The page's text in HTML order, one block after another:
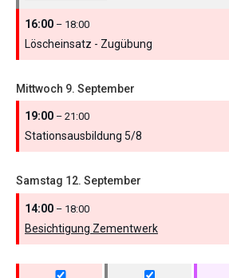
16:00 – 18:00
Löscheinsatz - Zugübung
Mittwoch 9. September
19:00 – 21:00
Stationsausbildung 5/8
Samstag 12. September
14:00 – 18:00
Besichtigung Zementwerk